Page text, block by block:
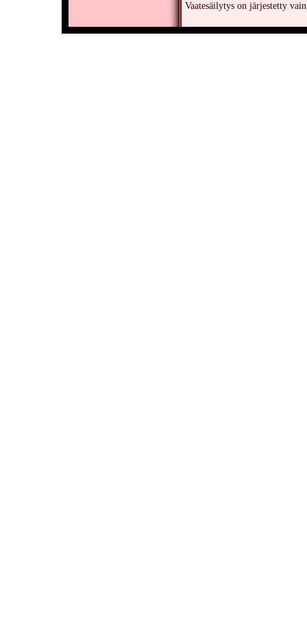
Vaatesäilytys on järjestetty